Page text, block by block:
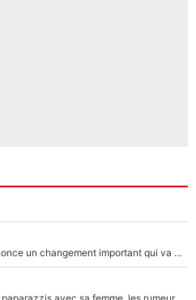
Jusqu’à 50M€ garantis ? L’OM annonce un changement important qui va faire du bien à ses finances !